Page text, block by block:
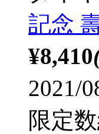
記念
¥8,410
2021/
限定